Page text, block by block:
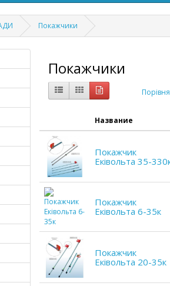
Покажчики
Покажчики
Название
Покажчик
Еківольта 35-
Покажчик
Екiвольта 6-35к
Покажчик
Екiвольта 20-35к